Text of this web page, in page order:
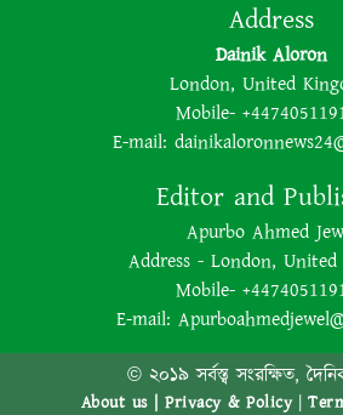
The BNP is
democracy
power
ক্ষমতার লোভে
করছে বিএনপি
Media
Administrative
Address
Dainik Aloron
London, United
Mobile-
E-mail:
Editor and
Apurbo Ahmed
Address - London,
Mobile-
E-mail:
© ২০১৯ সর্বস্ত্ব সংরক্ষিত,
About us |Privacy & Policy|